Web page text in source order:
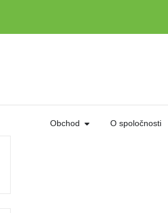
Obchod O spoločnosti